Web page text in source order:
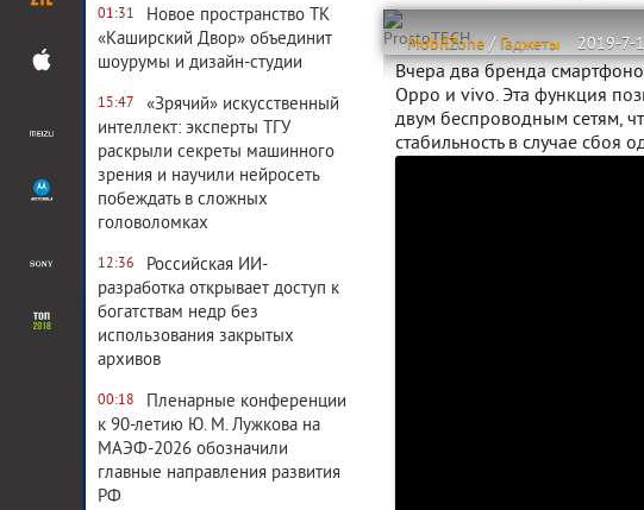
01:31
Новое пространство ТК
«Каширский Двор» объединит
шоурумы и дизайн-студии
15:47
«Зрячий» искусственный
интеллект: эксперты ТГУ
раскрыли секреты машинного
зрения и научили нейросеть
побеждать в сложных
головоломках
12:36
Российская ИИ-
разработка открывает доступ к
богатствам недр без
использования закрытых
архивов
00:18
Пленарные конференции
к 90-летию Ю. М. Лужкова на
МАЭФ-2026 обозначили
главные направления развития
РФ
MobilZone / Гаджеты 2019-7-
ProstoTECH
Вчера два бренда
Oppo и vivo. Эта функция
двум беспроводным сетям,
стабильность в случае сбоя